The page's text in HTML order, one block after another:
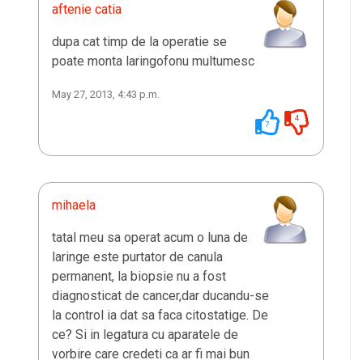
aftenie catia
dupa cat timp de la operatie se
poate monta laringofonu multumesc
May 27, 2013, 4:43 p.m.
7
4
mihaela
tatal meu sa operat acum o luna de
laringe este purtator de canula
permanent, la biopsie nu a fost
diagnosticat de cancer,dar ducandu-se
la control ia dat sa faca citostatige. De
ce? Si in legatura cu aparatele de
vorbire care credeti ca ar fi mai bun